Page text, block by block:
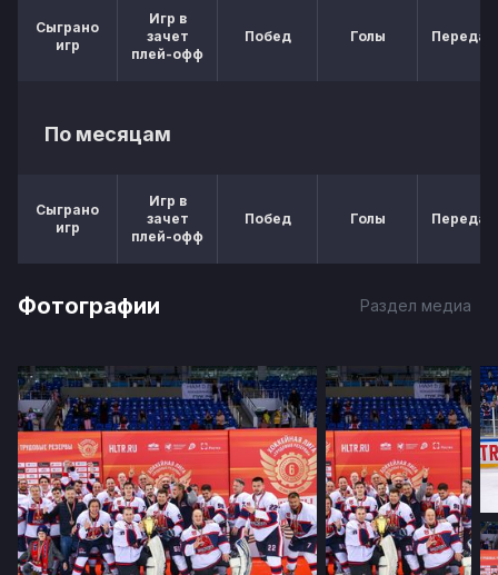
Сыграно
игр
Игр в
зачет
плей-офф
Побед Голы
По месяцам
Сыграно
игр
Игр в
зачет
плей-офф
Побед Голы
Фотографии Раздел медиа